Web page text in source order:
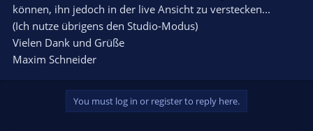
können, ihn jedoch in der live Ansicht zu verstecken...
(Ich nutze übrigens den Studio-Modus)
Vielen Dank und Grüße
Maxim Schneider
You must log in or register to reply here.